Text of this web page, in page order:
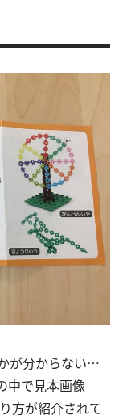
が分からない…
中で見本画像
方が紹介されて